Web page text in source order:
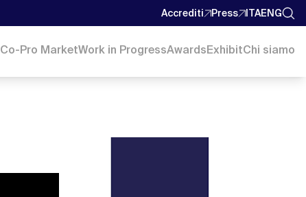
Accrediti Press ITAENG
Co-Pro MarketWork in ProgressAwardsExhibitChi siamo